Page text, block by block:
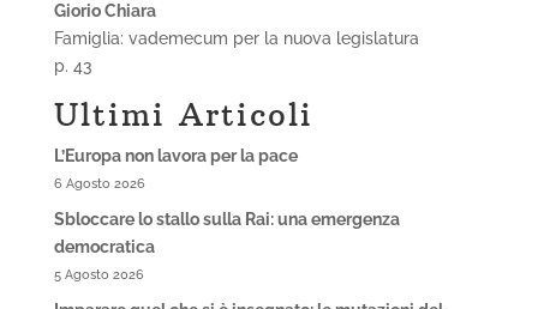
Giorio Chiara
Famiglia: vademecum per la nuova legislatura
p. 43
Ultimi Articoli
L’Europa non lavora per la pace
6 Agosto 2026
Sbloccare lo stallo sulla Rai: una emergenza
democratica
5 Agosto 2026